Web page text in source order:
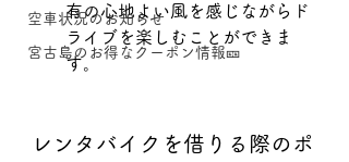
空車状況のお知らせ
宮古島のお得なクーポン情報🎫
有の心地よい風を感じながらド
ライブを楽しむことができま
す。
レンタバイクを借りる際のポ